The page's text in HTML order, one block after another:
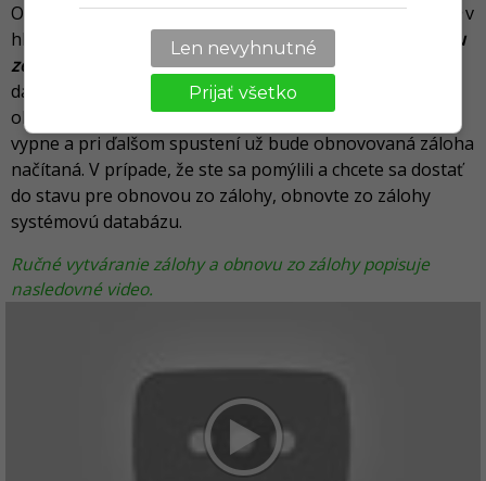
Obnovenie zo zálohy vykonáte kliknutím naNastavenie
v
hlavnom menu a následne kliknutím na Vykonaj obnovu
zo zálohy
. Aplikácia najprv vykoná zálohu aktuálnej
databázy a nazve ju
Systemova_zaloha
obnoví vybranú databázu. Aplikácia sa automaticky
vypne a pri ďalšom spustení už bude obnovovaná záloha
načítaná. V prípade, že ste sa pomýlili a chcete sa dostať
do stavu pre obnovou zo zálohy, obnovte zo zálohy
systémovú databázu.
Ručné vytváranie zálohy a obnovu zo zálohy popisuje
nasledovné video.
Len nevyhnutné
Prijať všetko